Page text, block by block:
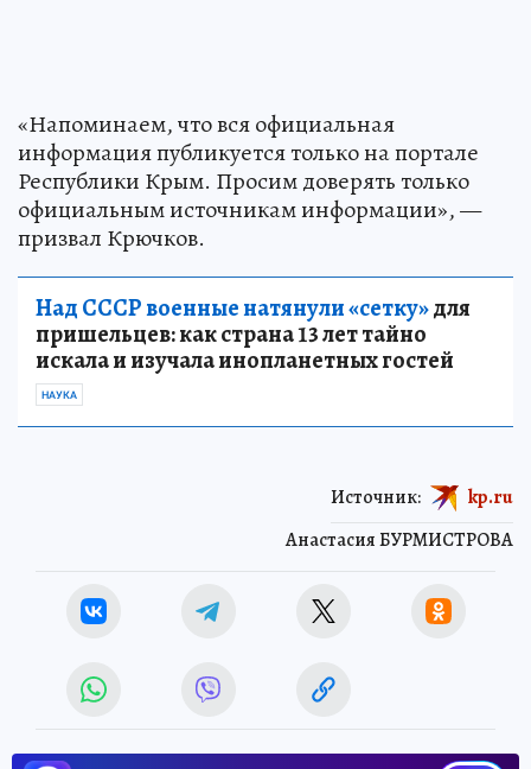
«Напоминаем, что вся официальная
информация публикуется только на портале
Республики Крым. Просим доверять только
официальным источникам информации», —
призвал Крючков.
Над СССР военные натянули «сетку»для
пришельцев: как страна 13 лет тайно
искала и изучала инопланетных гостей
НАУКА
Анастасия БУРМИСТРОВА
Источник: kp.ru